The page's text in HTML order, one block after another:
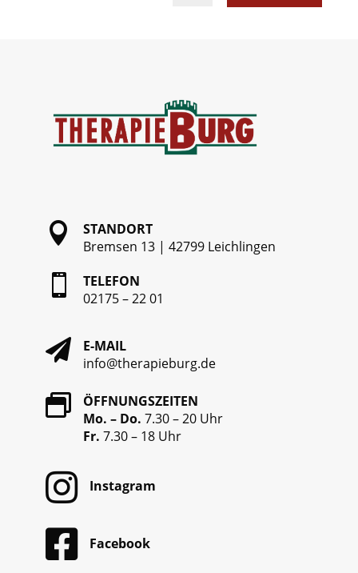

STANDORT
Bremsen 13| 42799 Leichlingen

TELEFON
02175 – 22 01

E-MAIL
info@therapieburg.de

ÖFFNUNGSZEITEN
Mo. – Do. 7.30 – 20 Uhr
Fr. 7.30 – 18 Uhr
 Instagram
 Facebook